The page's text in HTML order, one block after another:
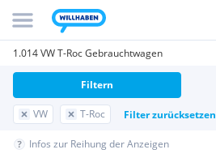
1.014 VW T-Roc Gebrauchtwagen
VW T-Roc Filter zurücksetzen
Filtern
Infos zur Reihung der Anzeigen